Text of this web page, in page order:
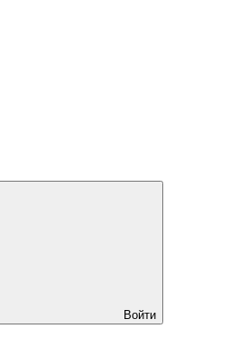
Войти